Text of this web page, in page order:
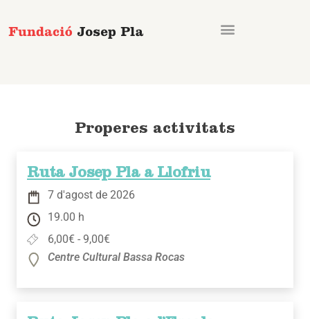
al
Properes activitats
Ruta Josep Pla a Llofriu
7 d'agost de 2026
19.00 h
6,00€ - 9,00€
Centre Cultural Bassa Rocas